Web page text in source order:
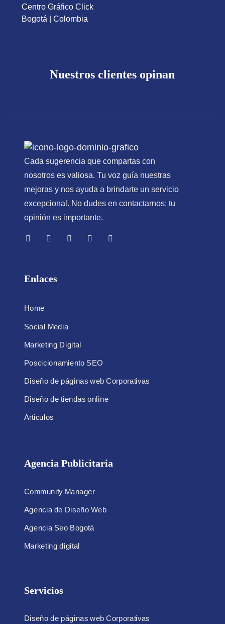
Centro Gráfico Click
Bogotá | Colombia
Nuestros clientes opinan
Cada sugerencia que compartas con
nosotros es valiosa. Tu voz guía nuestras
mejoras y nos ayuda a brindarte un servicio
excepcional. No dudes en contactarnos; tu
opinión es importante.
Enlaces
Home
Social Media
Marketing Digital
Poscicionamiento SEO
Diseño de páginas web Corporativas
Diseño de tiendas online
Articulos
Agencia Publicitaria
Community Manager
Agencia de Diseño Web
Agencia Seo Bogotá
Marketing digital
Servicios
Diseño de páginas web Corporativas